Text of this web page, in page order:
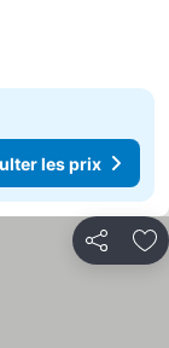
les prix
Partager